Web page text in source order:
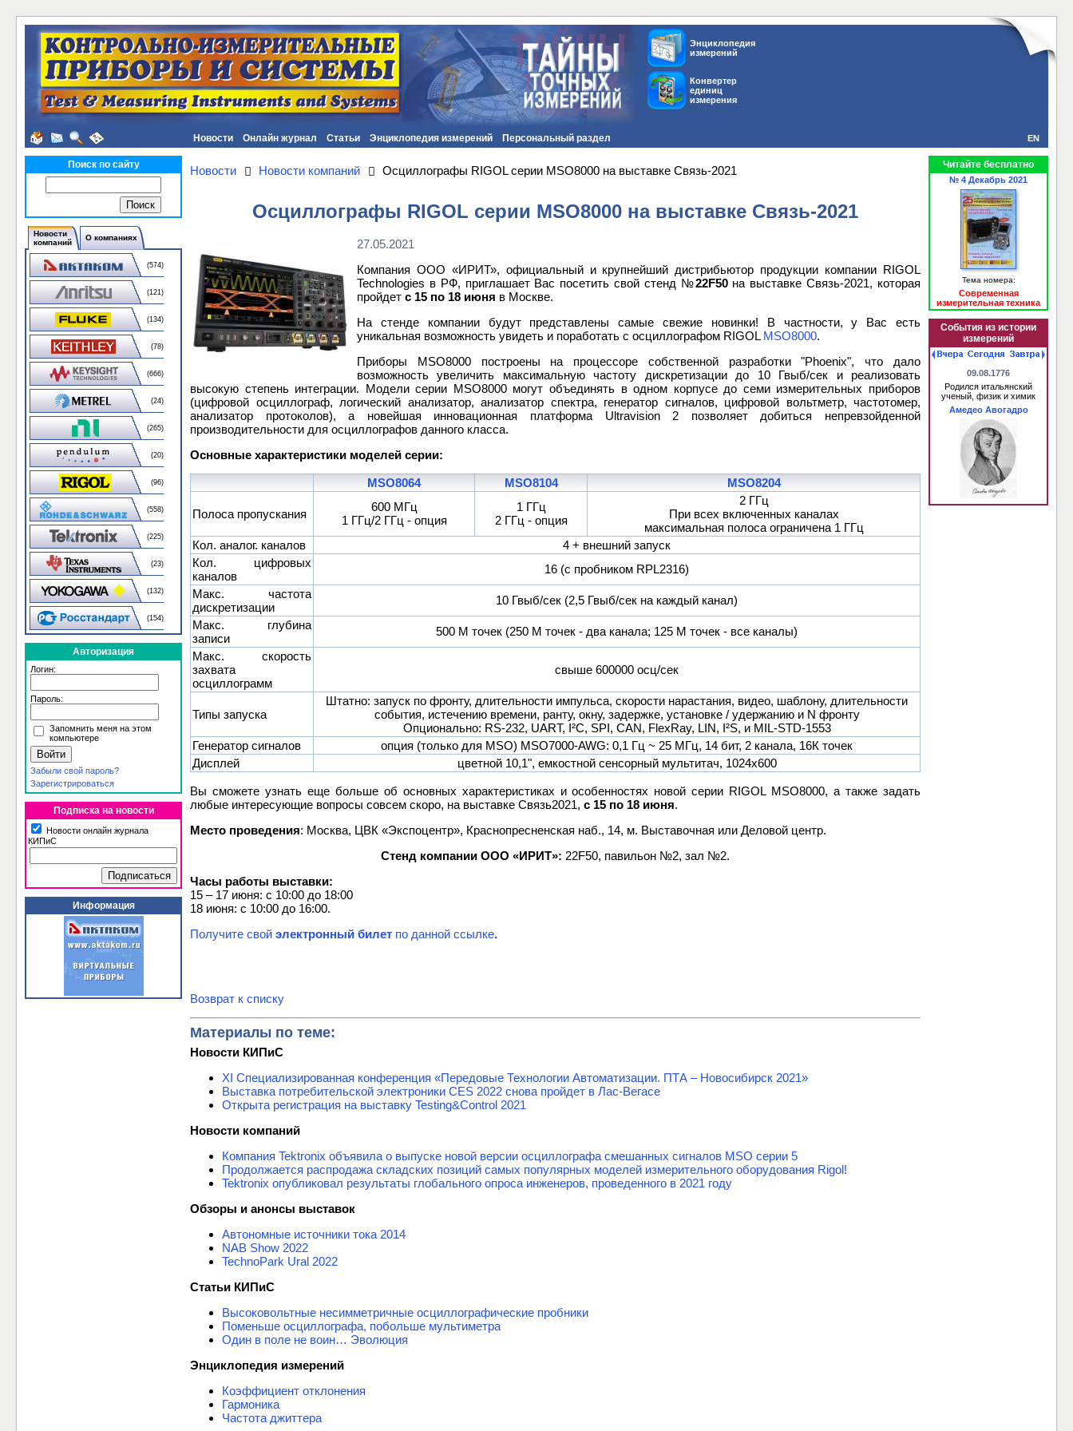
Энциклопедия
измерений
Конвертер
единиц
измерения
Новости Онлайн журнал Статьи Энциклопедия измерений Персональный раздел EN
Поиск по сайту
Новости
компаний
О компаниях
(574)
(121)
(134)
(78)
(666)
(24)
(265)
(20)
(96)
(558)
(225)
(23)
(132)
(154)
Авторизация
Логин:
Пароль:
Запомнить меня на этом
компьютере
Забыли свой пароль?
Зарегистрироваться
Подписка на новости
Новости онлайн журнала
КИПиС
Информация
Новости Новости компаний Осциллографы RIGOL серии MSO8000 на выставке Связь-2021
Осциллографы RIGOL серии MSO8000 на выставке Связь-2021
27.05.2021
Компания ООО «ИРИТ», официальный и крупнейший дистрибьютор продукции компании RIGOL
Technologies в РФ, приглашает Вас посетить свой стенд №22F50на выставке Связь-2021, которая
пройдет с 15 по 18 июня в Москве.
На стенде компании будут представлены самые свежие новинки! В частности, у Вас есть
уникальная возможность увидеть и поработать с осциллографом RIGOL MSO8000.
Приборы MSO8000 построены на процессоре собственной разработки "Phoenix", что дало
возможность увеличить максимальную частоту дискретизации до 10 Гвыб/сек и реализовать
высокую степень интеграции. Модели серии MSO8000 могут объединять в одном корпусе до семи измерительных приборов
(цифровой осциллограф, логический анализатор, анализатор спектра, генератор сигналов, цифровой вольтметр, частотомер,
анализатор протоколов), а новейшая инновационная платформа Ultravision 2 позволяет добиться непревзойденной
производительности для осциллографов данного класса.
Основные характеристики моделей серии:
MSO8064 MSO8104 MSO8204
Полоса пропускания
600 МГц
1 ГГц/2 ГГц - опция
1 ГГц
2 ГГц - опция
2 ГГц
При всех включенных каналах
максимальная полоса ограничена 1 ГГц
Кол. аналог. каналов
4 + внешний запуск
Кол. цифровых
каналов
16 (с пробником RPL2316)
Макс. частота
дискретизации
10 Гвыб/сек (2,5 Гвыб/сек на каждый канал)
Макс. глубина
записи
500 М точек (250 М точек - два канала; 125 М точек - все каналы)
Макс. скорость
захвата
осциллограмм
свыше 600000 осц/сек
Типы запуска
Штатно: запуск по фронту, длительности импульса, скорости нарастания, видео, шаблону, длительности
события, истечению времени, ранту, окну, задержке, установке / удержанию и N фронту
Опционально: RS-232, UART, I²C, SPI, CAN, FlexRay, LIN, I²S, и MIL-STD-1553
Генератор сигналов
опция (только для MSO) MSO7000-AWG: 0,1 Гц ~ 25 МГц, 14 бит, 2 канала, 16К точек
Дисплей
цветной 10,1", емкостной сенсорный мультитач, 1024х600
Вы сможете узнать еще больше об основных характеристиках и особенностях новой серии RIGOL MSO8000, а также задать
любые интересующие вопросы совсем скоро, на выставке Связь2021, с 15 по 18 июня.
Место проведения: Москва, ЦВК «Экспоцентр», Краснопресненская наб., 14, м. Выставочная или Деловой центр.
Стенд компании ООО «ИРИТ»: 22F50, павильон №2, зал №2.
Часы работы выставки:
15 – 17 июня: с 10:00 до 18:00
18 июня: с 10:00 до 16:00.
Получите свой электронный билет по данной ссылке.
Возврат к списку
Материалы по теме:
Новости КИПиС
XI Специализированная конференция «Передовые Технологии Автоматизации. ПТА – Новосибирск 2021»
Выставка потребительской электроники CES 2022 снова пройдет в Лас-Вегасе
Открыта регистрация на выставку Testing&Сontrol 2021
Новости компаний
Компания Tektronix объявила о выпуске новой версии осциллографа смешанных сигналов MSO серии 5
Продолжается распродажа складских позиций самых популярных моделей измерительного оборудования Rigol!
Tektronix опубликовал результаты глобального опроса инженеров, проведенного в 2021 году
Обзоры и анонсы выставок
Автономные источники тока 2014
NAB Show 2022
TechnoPark Ural 2022
Статьи КИПиС
Высоковольтные несимметричные осциллографические пробники
Поменьше осциллографа, побольше мультиметра
Один в поле не воин… Эволюция
Энциклопедия измерений
Коэффициент отклонения
Гармоника
Частота джиттера
Читайте бесплатно
№ 4 Декабрь 2021
Тема номера:
Современная
измерительная техника
События из истории
измерений
09.08.1776
Родился итальянский
ученый, физик и химик
Амедео Авогадро